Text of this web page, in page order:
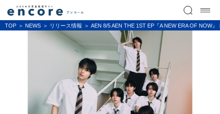
TOP NEWS リリース情報 AEN 8/5 AEN THE 1ST EP『A NEW ERA OF NOW